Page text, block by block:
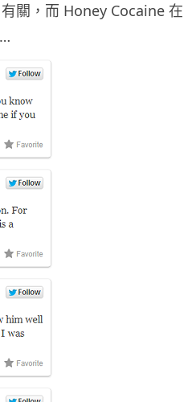
關，而 Honey Cocaine 在